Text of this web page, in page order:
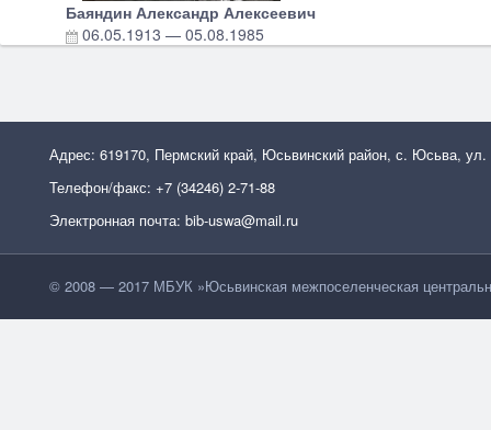
Баяндин Александр Алексеевич
06.05.1913 — 05.08.1985
Адрес: 619170, Пермский край, Юсьвинский район, с. Юсьва, ул.
Телефон/факс: +7 (34246) 2-71-88
Электронная почта: bib-uswa@mail.ru
© 2008 — 2017 МБУК »Юсьвинская межпоселенческая